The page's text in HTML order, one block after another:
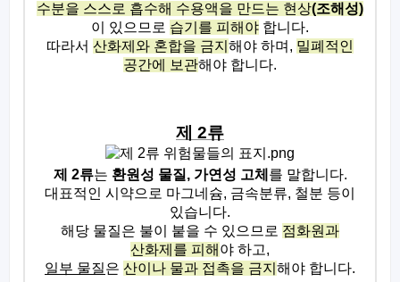
수분을 스스로 흡수해 수용액을 만드는 현상(조해성)
이 있으므로 습기를 피해야 합니다.
따라서 산화제와 혼합을 금지 해야 하며 , 밀폐적인
공간에 보관해야 합니다.
제 2류
제 2류는 환원성 물질 , 가연성 고체 를 말합니다.
대표적인 시약으로 마그네슘, 금속분류, 철분 등이
있습니다.
해당 물질은 불이 붙을 수 있으므로 점화원과
산화제를 피해 야 하고,
일부 물질은 산이나 물과 접촉을 금지 해야 합니다.